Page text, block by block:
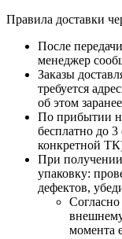
Правила доставки
После
менеджер
Заказы
требуется
об этом
По прибытии
бесплатно до 3
конкретной
При получении
упаковку:
дефектов,
момента